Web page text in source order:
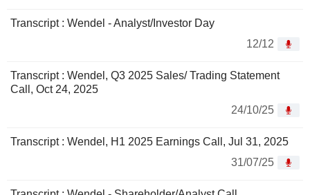
Transcript : Wendel - Analyst/Investor Day
12/12
Transcript : Wendel, Q3 2025 Sales/ Trading Statement
Call, Oct 24, 2025
24/10/25
Transcript : Wendel, H1 2025 Earnings Call, Jul 31, 2025
31/07/25